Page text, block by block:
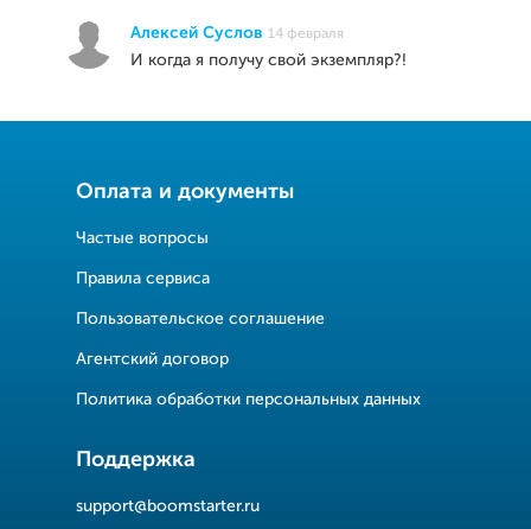
Алексей Суслов 14 февраля
И когда я получу свой экземпляр?!
Оплата и документы
Частые вопросы
Правила сервиса
Пользовательское соглашение
Агентский договор
Политика обработки персональных данных
Поддержка
support@boomstarter.ru